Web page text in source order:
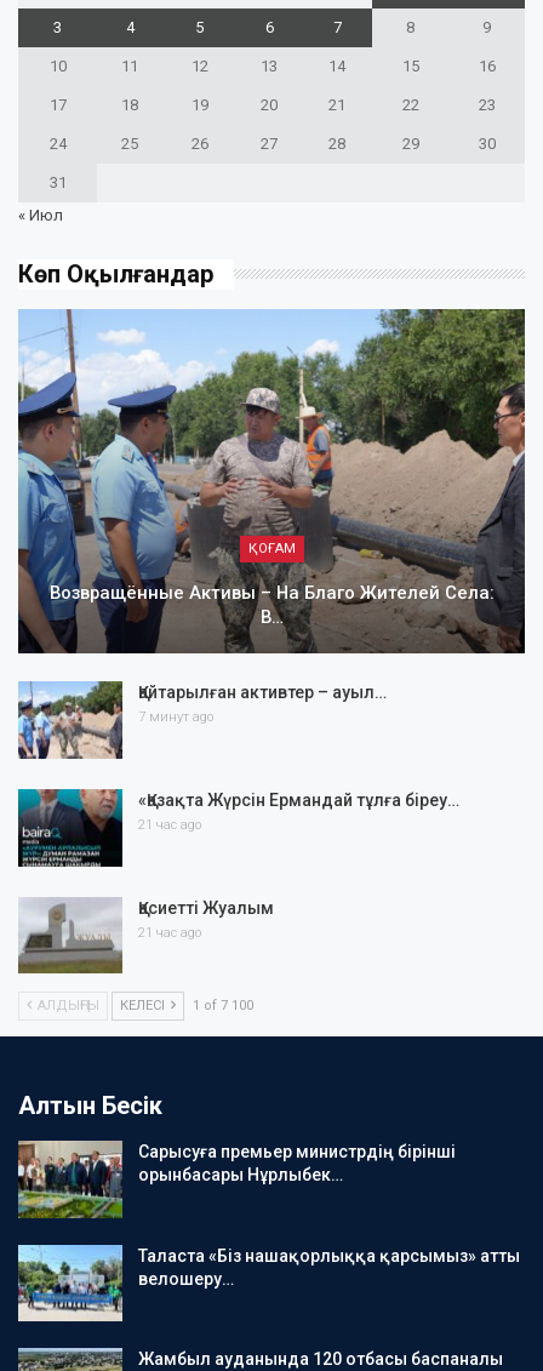
3 4 5 6 7 8 9
10 11 12 13 14 15 16
17 18 19 20 21 22 23
24 25 26 27 28 29 30
31
« Июл
Көп Оқылғандар
ҚОҒАМ
Возвращённые Активы – На Благо Жителей Села:
В…
Қайтарылған активтер – ауыл…
7 минут ago
«Қазақта Жүрсін Ермандай тұлға біреу…
21 час ago
Қасиетті Жуалым
21 час ago
АЛДЫҢҒЫ КЕЛЕСІ 1 of 7 100
Алтын Бесік
Сарысуға премьер министрдің бірінші
орынбасары Нұрлыбек…
Таласта «Біз нашақорлыққа қарсымыз» атты
велошеру…
Жамбыл ауданында 120 отбасы баспаналы